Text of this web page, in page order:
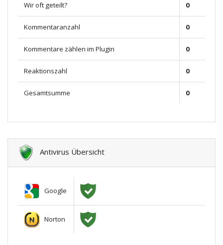
Wir oft geteilt? 0
Kommentaranzahl 0
Kommentare zählen im Plugin 0
Reaktionszahl 0
Gesamtsumme 0
Antivirus Übersicht
Google
Norton